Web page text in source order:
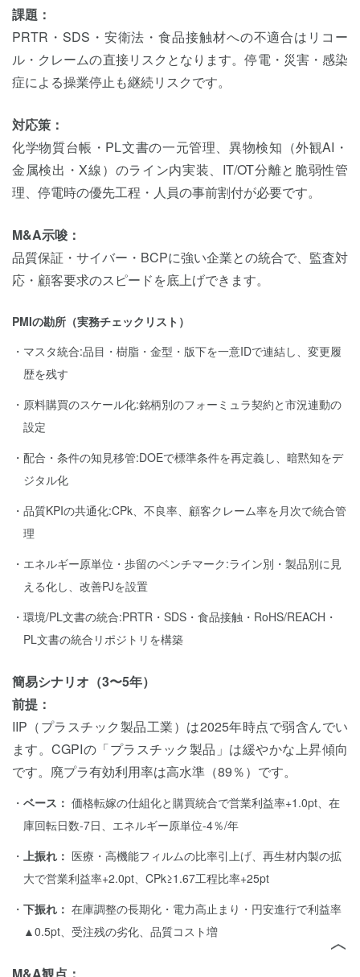
課題：
PRTR・SDS・安衛法・食品接触材への不適合はリコー
ル・クレームの直接リスクとなります。停電・災害・感染
症による操業停止も継続リスクです。
対応策：
化学物質台帳・PL文書の一元管理、異物検知（外観AI・
金属検出・X線）のライン内実装、IT/OT分離と脆弱性管
理、停電時の優先工程・人員の事前割付が必要です。
M&A示唆：
品質保証・サイバー・BCPに強い企業との統合で、監査対
応・顧客要求のスピードを底上げできます。
PMIの勘所（実務チェックリスト）
マスタ統合:品目・樹脂・金型・版下を一意IDで連結し、変更履
歴を残す
原料購買のスケール化:銘柄別のフォーミュラ契約と市況連動の
設定
配合・条件の知見移管:DOEで標準条件を再定義し、暗黙知をデ
ジタル化
品質KPIの共通化:CPk、不良率、顧客クレーム率を月次で統合管
理
エネルギー原単位・歩留のベンチマーク:ライン別・製品別に見
える化し、改善PJを設置
環境/PL文書の統合:PRTR・SDS・食品接触・RoHS/REACH・
PL文書の統合リポジトリを構築
簡易シナリオ（3〜5年）
前提：
IIP（プラスチック製品工業）は2025年時点で弱含んでい
ます。CGPIの「プラスチック製品」は緩やかな上昇傾向
です。廃プラ有効利用率は高水準（89％）です。
ベース： 価格転嫁の仕組化と購買統合で営業利益率+1.0pt、在
庫回転日数-7日、エネルギー原単位-4％/年
上振れ： 医療・高機能フィルムの比率引上げ、再生材内製の拡
大で営業利益率+2.0pt、CPk≥1.67工程比率+25pt
下振れ： 在庫調整の長期化・電力高止まり・円安進行で利益率
▲0.5pt、受注残の劣化、品質コスト増